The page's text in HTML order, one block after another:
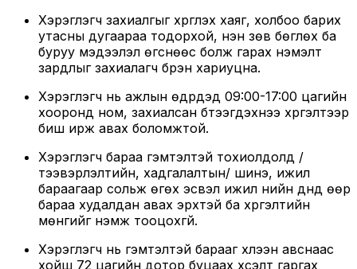
Хэрэглэгч захиалгыг хүргүүлэх хаяг, холбоо барих
утасны дугаараа тодорхой, үнэн зөв бөглөх ба
буруу мэдээлэл өгснөөс болж гарах нэмэлт
зардлыг захиалагч бүрэн хариуцна.
Хэрэглэгч нь ажлын өдрүүдэд 09:00-17:00 цагийн
хооронд ном, захиалсан бүтээгдэхүүнээ хүргэлтээр
биш ирж авах боломжтой.
Хэрэглэгч бараа гэмтэлтэй тохиолдолд /
тээвэрлэлтийн, хадгалалтын/ шинэ, ижил
бараагаар сольж өгөх эсвэл ижил үнийн дүнд өөр
бараа худалдан авах эрхтэй ба хүргэлтийн
мөнгийг нэмж тооцохгүй.
Хэрэглэгч нь гэмтэлтэй барааг хүлээн авснаас
хойш 72 цагийн дотор буцаах хүсэлт гаргах